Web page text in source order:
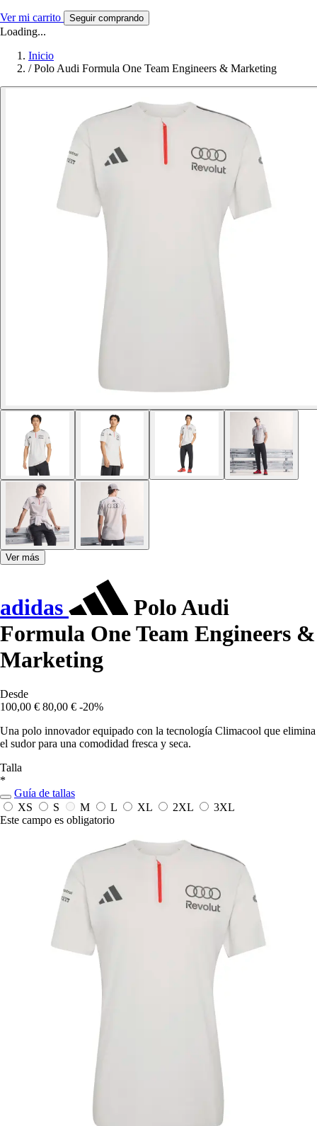
Ver mi carrito Seguir comprando
Loading...
Inicio
/ Polo Audi Formula One Team Engineers & Marketing
Ver más
adidas
Polo Audi
Formula One Team Engineers &
Marketing
Desde
100,00 € 80,00 € -20%
Una polo innovador equipado con la tecnología Climacool que elimina
el sudor para una comodidad fresca y seca.
Talla
*
Guía de tallas
XS
S M L XL 2XL
3XL
Este campo es obligatorio